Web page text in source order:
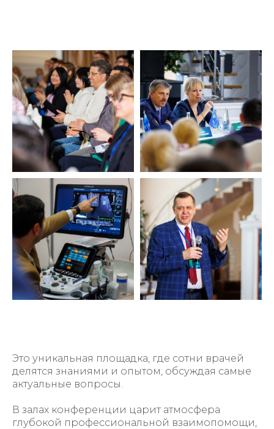
Это уникальная площадка, где сотни врачей
делятся знаниями и опытом, обсуждая самые
актуальные вопросы.
В залах конференции царит атмосфера
глубокой профессиональной взаимопомощи,